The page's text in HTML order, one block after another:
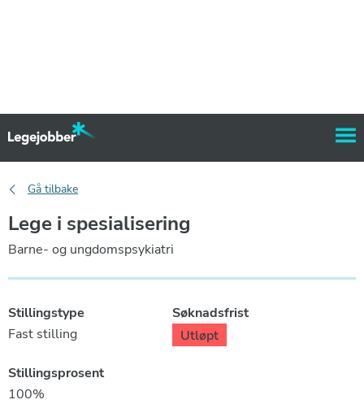
Gå tilbake
Lege i spesialisering
Barne- og ungdomspsykiatri
Stillingstype
Fast stilling
Søknadsfrist
Utløpt
Stillingsprosent
100%